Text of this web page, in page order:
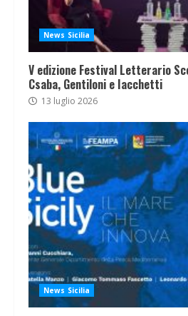
News Sicilia
V edizione Festival Letterario
Csaba, Gentiloni e Iacchetti
13 luglio 2026
News Sicilia